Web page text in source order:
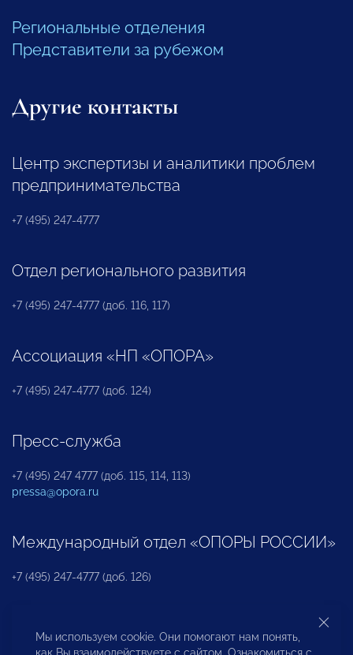
Региональные отделения
Представители за рубежом
Другие контакты
Центр экспертизы и аналитики проблем
предпринимательства
+7 (495) 247-4777
Отдел регионального развития
+7 (495) 247-4777 (доб. 116, 117)
Ассоциация «НП «ОПОРА»
+7 (495) 247-4777 (доб. 124)
Пресс-служба
+7 (495) 247 4777 (доб. 115, 114, 113)
pressa@opora.ru
Международный отдел «ОПОРЫ РОССИИ»
+7 (495) 247-4777 (доб. 126)
Бюро по защите прав предпринимателей и
инвесторов
Мы используем cookie. Они помогают нам понять,
как Вы взаимодействуете с сайтом. Ознакомиться с